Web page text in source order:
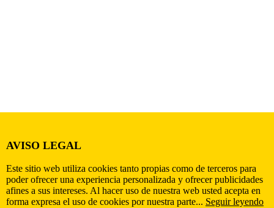
AVISO LEGAL
Este sitio web utiliza cookies tanto propias como de terceros para
poder ofrecer una experiencia personalizada y ofrecer publicidades
afines a sus intereses. Al hacer uso de nuestra web usted acepta en
forma expresa el uso de cookies por nuestra parte... Seguir leyendo